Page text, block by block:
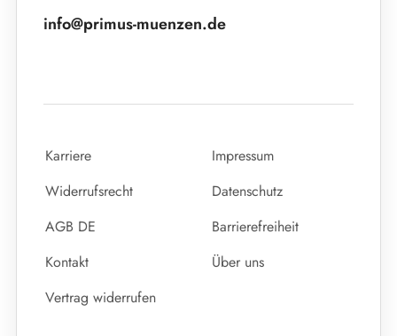
info@primus-muenzen.de
Karriere
Impressum
Widerrufsrecht
Datenschutz
AGB DE
Barrierefreiheit
Kontakt
Über uns
Vertrag widerrufen